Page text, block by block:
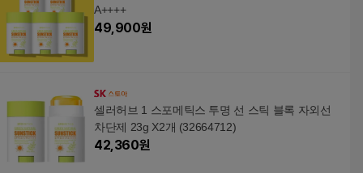
A++++
49,900원
셀러허브 1 스포메틱스 투명 선 스틱 블록 자외선
차단제 23g X2개 (32664712)
42,360원